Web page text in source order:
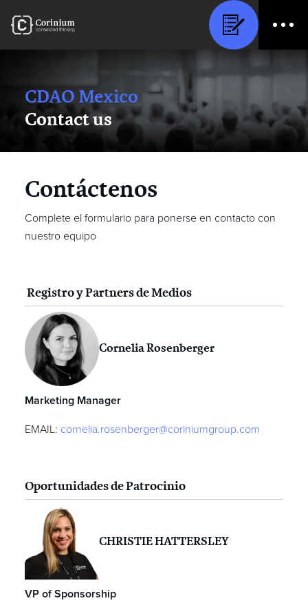
CDAO Mexico
Contact us
Contáctenos
Complete el formulario para ponerse en contacto con
nuestro equipo
Registro y Partners de Medios
Cornelia Rosenberger
Marketing Manager
EMAIL: cornelia.rosenberger@coriniumgroup.com
Oportunidades de Patrocinio
CHRISTIE HATTERSLEY
VP of Sponsorship